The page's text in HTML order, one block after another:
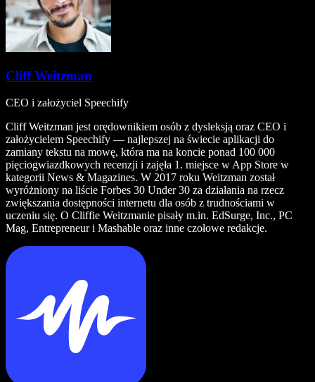
Cliff Weitzman
CEO i założyciel Speechify
Cliff Weitzman jest orędownikiem osób z dysleksją oraz CEO i
założycielem Speechify — najlepszej na świecie aplikacji do
zamiany tekstu na mowę, która ma na koncie ponad 100 000
pięciogwiazdkowych recenzji i zajęła 1. miejsce w App Store w
kategorii News & Magazines. W 2017 roku Weitzman został
wyróżniony na liście Forbes 30 Under 30 za działania na rzecz
zwiększania dostępności internetu dla osób z trudnościami w
uczeniu się. O Cliffie Weitzmanie pisały m.in. EdSurge, Inc., PC
Mag, Entrepreneur i Mashable oraz inne czołowe redakcje.